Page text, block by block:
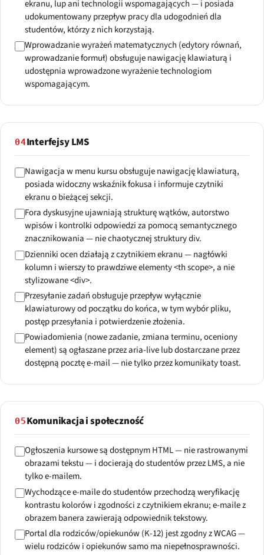
ekranu, lup ani technologii wspomagających — i posiada
udokumentowany przepływ pracy dla udogodnień dla
studentów, którzy z nich korzystają.
Wprowadzanie wyrażeń matematycznych (edytory równań,
wprowadzanie formuł) obsługuje nawigację klawiaturą i
udostępnia wprowadzone wyrażenie technologiom
wspomagającym.
04Interfejsy LMS
Nawigacja w menu kursu obsługuje nawigację klawiaturą,
posiada widoczny wskaźnik fokusa i informuje czytniki
ekranu o bieżącej sekcji.
Fora dyskusyjne ujawniają strukturę wątków, autorstwo
wpisów i kontrolki odpowiedzi za pomocą semantycznego
znacznikowania — nie chaotycznej struktury div.
Dzienniki ocen działają z czytnikiem ekranu — nagłówki
kolumn i wierszy to prawdziwe elementy <th scope>, a nie
stylizowane <div>.
Przesyłanie zadań obsługuje przepływ wyłącznie
klawiaturowy od początku do końca, w tym wybór pliku,
postęp przesyłania i potwierdzenie złożenia.
Powiadomienia (nowe zadanie, zmiana terminu, oceniony
element) są ogłaszane przez aria-live lub dostarczane przez
dostępną pocztę e-mail — nie tylko przez komunikaty toast.
05Komunikacja i społeczność
Ogłoszenia kursowe są dostępnym HTML — nie rastrowanymi
obrazami tekstu — i docierają do studentów przez LMS, a nie
tylko e-mailem.
Wychodzące e-maile do studentów przechodzą weryfikację
kontrastu kolorów i zgodności z czytnikiem ekranu; e-maile z
obrazem banera zawierają odpowiednik tekstowy.
Portal dla rodziców/opiekunów (K-12) jest zgodny z WCAG —
wielu rodziców i opiekunów samo ma niepełnosprawności.